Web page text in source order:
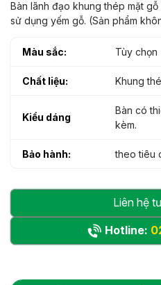
Bàn lãnh đạo khung thép mặt gỗ
sử dụng yếm gỗ. (Sản phẩm
Màu sắc: Tùy chọn
Chất liệu: Khung
Kiểu dáng
Bàn có
kèm.
Bảo hành: theo tiêu
Liên hệ
Hotline: